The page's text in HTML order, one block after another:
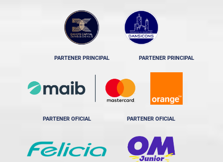
PARTENER PRINCIPAL PARTENER PRINCIPAL
PARTENER OFICIAL PARTENER OFICIAL